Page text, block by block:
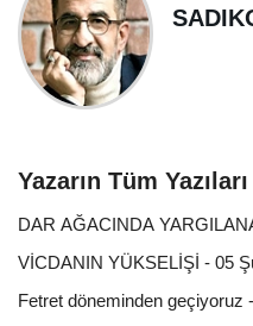
Yazarın Tüm Yazıları
DAR AĞACINDA
VİCDANIN YÜKSELİŞİ - 05
Fetret döneminden geçiyoruz